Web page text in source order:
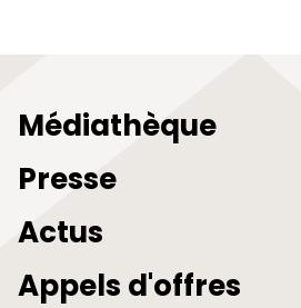
Médiathèque
Presse
Actus
Appels d'offres